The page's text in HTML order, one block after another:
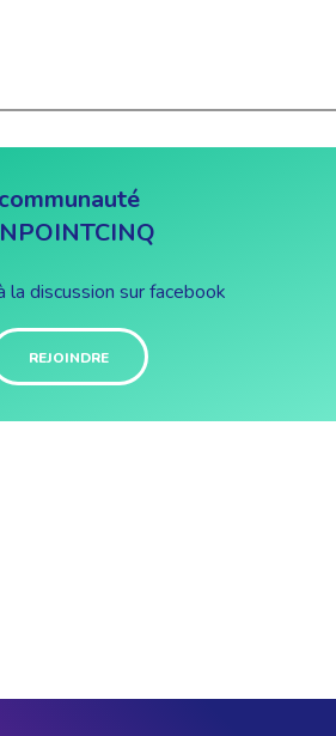
communauté
la discussion sur facebook
REJOINDRE